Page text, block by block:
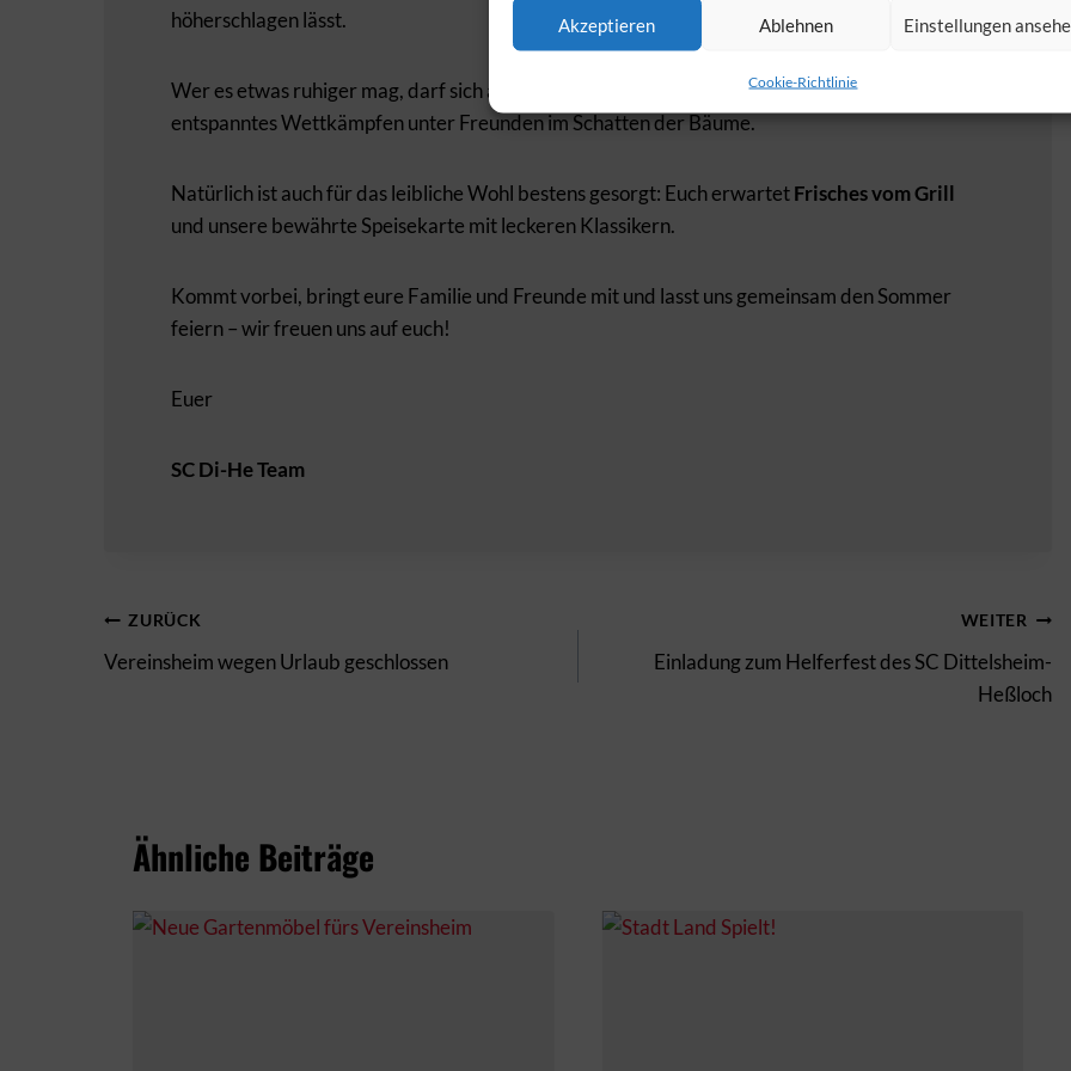
Akzeptieren Ablehnen Einstellungen
Cookie-Richtlinie
höherschlagen lässt.
Wer es etwas ruhiger mag, darf sich ab Boule-Turnierversuchen –
entspanntes Wettkämpfen unter Freunden im Schatten der Bäume.
Natürlich ist auch für das leibliche Wohl bestens gesorgt: Euch erwartetFrisches vom Grill
und unsere bewährte Speisekarte mit leckeren Klassikern.
Kommt vorbei, bringt eure Familie und Freunde mit und lasst uns gemeinsam den Sommer
feiern – wir freuen uns auf euch!
Euer
SC Di-He Team
Beitragsnavigation
ZURÜCK
Vereinsheim wegen Urlaub geschlossen
WEITER
Einladung zum Helferfest des SC Dittelsheim-
Heßloch
Ähnliche Beiträge